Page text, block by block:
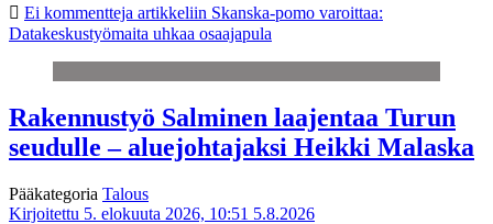
Ei kommentteja artikkeliin Skanska-pomo varoittaa:
Datakeskustyömaita uhkaa osaajapula
Rakennustyö Salminen laajentaa Turun
seudulle – aluejohtajaksi Heikki Malaska
Pääkategoria Talous
Kirjoitettu 5. elokuuta 2026, 10:51 5.8.2026